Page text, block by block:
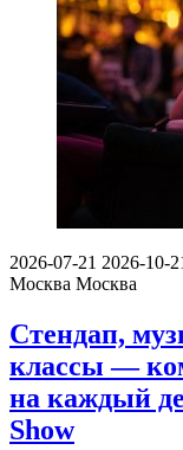
2026-07-21 2026-10-
Москва Москва
Стендап,
классы —
на каждый
Show